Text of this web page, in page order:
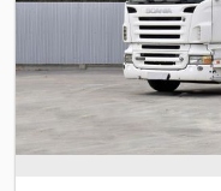
profili: %98 Ön dingil:
dingil: Süspansiyon: hava
cm Ağırlıklar Boş ağırlık:
yüklü ağırlık: 18.500 kg